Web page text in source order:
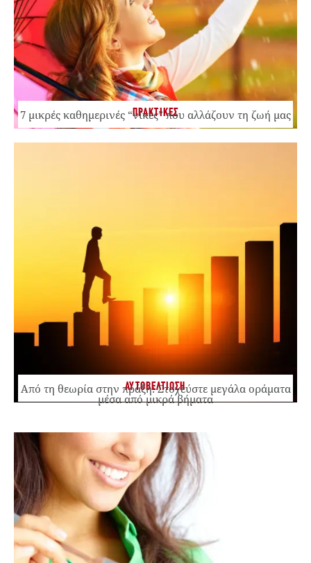
ΠΡΑΚΤΙΚΕΣ
7 μικρές καθημερινές “νίκες” που αλλάζουν τη ζωή μας
ΑΥΤΟΒΕΛΤΙΩΣΗ
Από τη θεωρία στην πράξη: Στοχεύστε μεγάλα οράματα
μέσα από μικρά βήματα